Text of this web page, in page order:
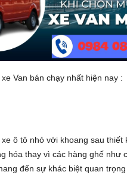
Van bán chạy nhất hiện nay :
ô tô nhỏ với khoang sau thiết
hóa thay vì các hàng ghế như
đến sự khác biệt quan